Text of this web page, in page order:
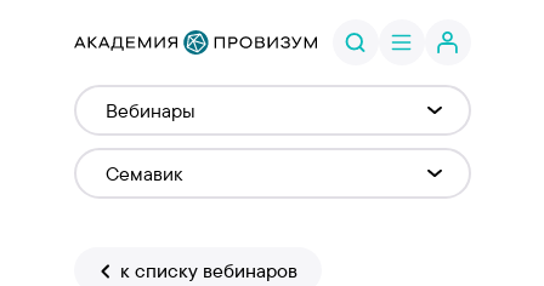
к списку вебинаров